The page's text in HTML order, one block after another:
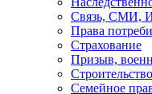
Связь, СМИ,
Права
Страхование
Призыв,
Семейное